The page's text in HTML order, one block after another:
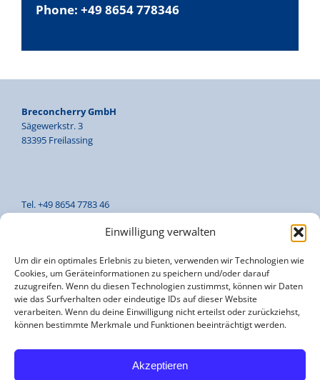
Einwilligung verwalten
Um dir ein optimales Erlebnis zu bieten, verwenden wir Technologien wie
Cookies, um Geräteinformationen zu speichern und/oder darauf
zuzugreifen. Wenn du diesen Technologien zustimmst, können wir Daten
wie das Surfverhalten oder eindeutige IDs auf dieser Website
verarbeiten. Wenn du deine Einwilligung nicht erteilst oder zurückziehst,
können bestimmte Merkmale und Funktionen beeinträchtigt werden.
Akzeptieren
Phone: +49 8654 778346
Breconcherry GmbH
Sägewerkstr. 3
83395 Freilassing
Tel. +49 8654 7783 46
office@breconcherry.de
www.breconcherry.de